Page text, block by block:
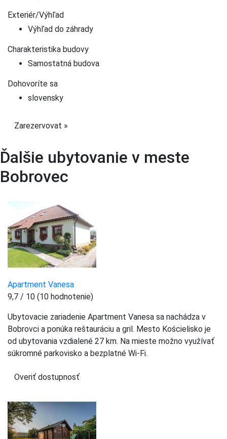
Exteriér/Výhľad
Výhľad do záhrady
Charakteristika budovy
Samostatná budova
Dohovoríte sa
slovensky
Zarezervovat »
Ďalšie ubytovanie v meste
Bobrovec
Apartment Vanesa
9,7 / 10 (10 hodnotenie)
Ubytovacie zariadenie Apartment Vanesa sa nachádza v
Bobrovci a ponúka reštauráciu a gril. Mesto Kościelisko je
od ubytovania vzdialené 27 km. Na mieste možno využívať
súkromné parkovisko a bezplatné Wi-Fi.
Overiť dostupnosť